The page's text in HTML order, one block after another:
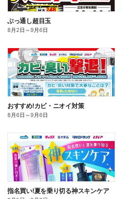
ぶっ通し超目玉
8月2日 ～9月6日
おすすめ!カビ・ニオイ対策
8月6日 ～9月6日
指名買い!夏を乗り切る神スキンケア